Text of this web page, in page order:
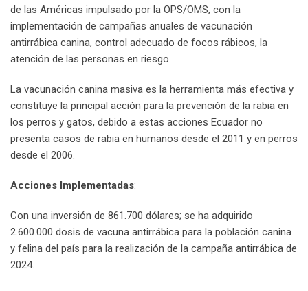
de las Américas impulsado por la OPS/OMS, con la
implementación de campañas anuales de vacunación
antirrábica canina, control adecuado de focos rábicos, la
atención de las personas en riesgo.
La vacunación canina masiva es la herramienta más efectiva y
constituye la principal acción para la prevención de la rabia en
los perros y gatos, debido a estas acciones Ecuador no
presenta casos de rabia en humanos desde el 2011 y en perros
desde el 2006.
Acciones Implementadas:
Con una inversión de 861.700 dólares; se ha adquirido
2.600.000 dosis de vacuna antirrábica para la población canina
y felina del país para la realización de la campaña antirrábica de
2024.